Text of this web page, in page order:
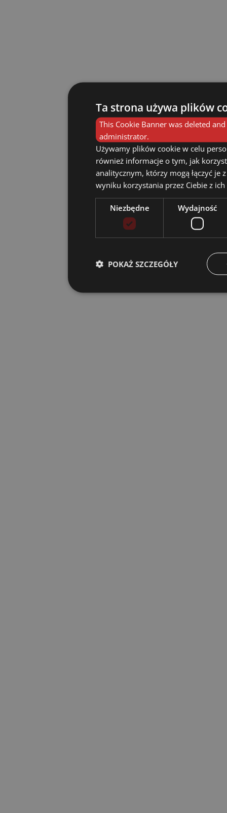
Ta strona używa plików
This Cookie Banner was deleted
administrator.
Używamy plików cookie w celu
również informacje o tym, jak
analitycznym, którzy mogą łączyć
wyniku korzystania przez Ciebie z ich
Niezbędne Wydajność
POKAŻ SZCZEGÓŁY